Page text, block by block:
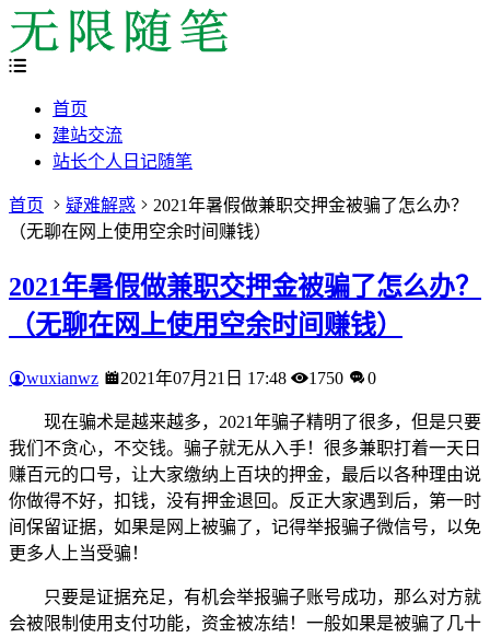
首页
建站交流
站长个人日记随笔
首页 疑难解惑
2021年暑假做兼职交押金被骗了怎么办？
（无聊在网上使用空余时间赚钱）
2021年暑假做兼职交押金被骗了怎么办？
（无聊在网上使用空余时间赚钱）
wuxianwz 2021年07月21日 17:48 1750 0
现在骗术是越来越多，2021年骗子精明了很多，但是只要
我们不贪心，不交钱。骗子就无从入手！很多兼职打着一天日
赚百元的口号，让大家缴纳上百块的押金，最后以各种理由说
你做得不好，扣钱，没有押金退回。反正大家遇到后，第一时
间保留证据，如果是网上被骗了，记得举报骗子微信号，以免
更多人上当受骗！
只要是证据充足，有机会举报骗子账号成功，那么对方就
会被限制使用支付功能，资金被冻结！一般如果是被骗了几十